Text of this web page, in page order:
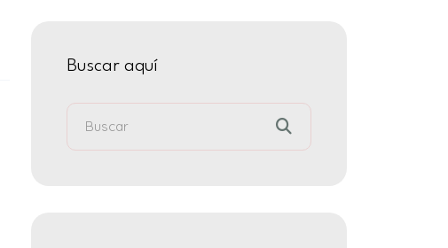
Buscar aquí